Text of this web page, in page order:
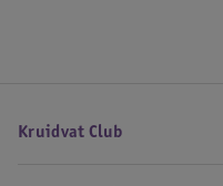
Kruidvat Club